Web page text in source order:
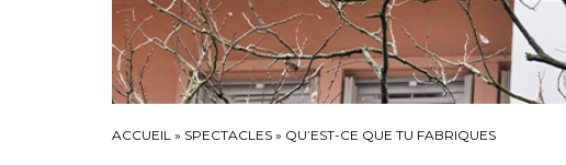
ACCUEIL » SPECTACLES » QU’EST-CE QUE TU FABRIQUES